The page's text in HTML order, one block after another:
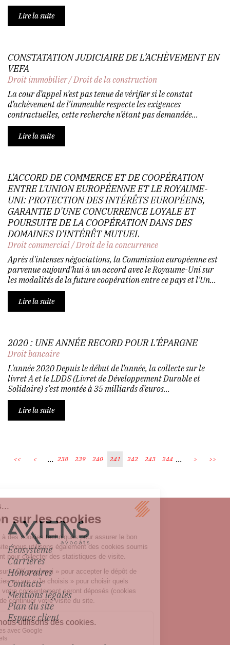
Lire la suite
CONSTATATION JUDICIAIRE DE L’ACHÈVEMENT EN
VEFA
Droit immobilier/Droit de la construction
La cour d’appel n’est pas tenue de vérifier si le constat
d’achèvement de l’immeuble respecte les exigences
contractuelles, cette recherche n’étant pas demandée...
Lire la suite
L'ACCORD DE COMMERCE ET DE COOPÉRATION
ENTRE L'UNION EUROPÉENNE ET LE ROYAUME-
UNI: PROTECTION DES INTÉRÊTS EUROPÉENS,
GARANTIE D'UNE CONCURRENCE LOYALE ET
POURSUITE DE LA COOPÉRATION DANS DES
DOMAINES D'INTÉRÊT MUTUEL
Droit commercial/Droit de la concurrence
Après d'intenses négociations, la Commission européenne est
parvenue aujourd'hui à un accord avec le Royaume-Uni sur
les modalités de la future coopération entre ce pays et l'Un...
Lire la suite
2020 : UNE ANNÉE RECORD POUR L’ÉPARGNE
Droit bancaire
L'année 2020 Depuis le début de l’année, la collecte sur le
livret A et le LDDS (Livret de Développement Durable et
Solidaire) s’est montée à 35 milliards d’euros...
Lire la suite
<< < ... 238 239 240 241 242 243 244 ... > >>
Écosystème
Carrières
Honoraires
Contacts
Mentions légales
Plan du site
Espace client